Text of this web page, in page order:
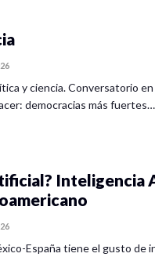
de desigualdad? Mtro.
periurbano. Dra. Claudia
base en el censo de
y ciencia. Conversatorio
democracias más fuertes…
Inteligencia
España tiene el gusto de